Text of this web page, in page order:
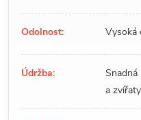
Odolnost: Vysoká
Údržba:
a zvířaty